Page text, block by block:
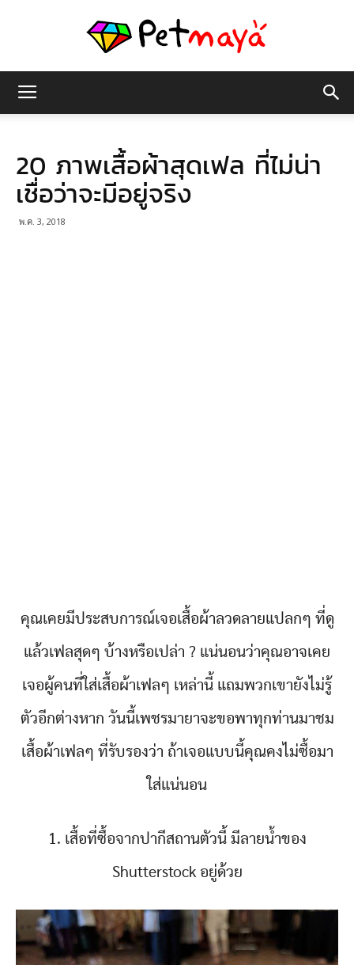
มายา
20 ภาพเสื้อผ้าสุดเฟล ที่ไม่น่า
เชื่อว่าจะมีอยู่จริง
พ.ค. 3, 2018
คุณเคยมีประสบการณ์เจอเสื้อผ้าลวดลายแปลกๆ ที่ดู
แล้วเฟลสุดๆ บ้างหรือเปล่า ? แน่นอนว่าคุณอาจเคย
เจอผู้คนที่ใส่เสื้อผ้าเฟลๆ เหล่านี้ แถมพวกเขายังไม่รู้
ตัวอีกต่างหาก วันนี้เพชรมายาจะขอพาทุกท่านมาชม
เสื้อผ้าเฟลๆ ที่รับรองว่า ถ้าเจอแบบนี้คุณคงไม่ซื้อมา
ใส่แน่นอน
1. เสื้อที่ซื้อจากปากีสถานตัวนี้ มีลายน้ำของ
Shutterstock อยู่ด้วย